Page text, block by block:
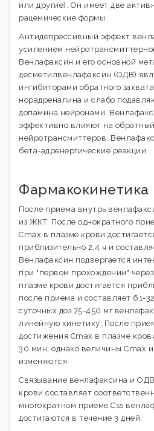
или другие). Он имеет две
рацемические формы.
Антидепрессивный эффект
усилением
Венлафаксин и его основной
десметилвенлафаксин (ОДВ)
ингибиторами обратного
норадреналина и слабо
допамина нейронами.
эффективно влияют на
нейротрансмиттеров.
бета-адренергические реакции.
Фармакокинетика
После приема внутрь
из ЖКТ. После однократного
Cmax в плазме крови
приблизительно 2.4 ч и
Венлафаксин подвергается
при "первом прохождении"
плазме крови достигается
после приема и составляет 61-
суточных доз 75-450 мг
линейную кинетику. После
достижения Cmax в плазме
30 мин, однако величины Cmax
изменяются.
Связывание венлафаксина и
крови составляет
многократном приеме Css
достигаются в течение 3 дней.